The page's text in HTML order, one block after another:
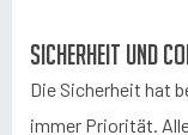
Sicherheit und
Die Sicherheit hat
immer Priorität.